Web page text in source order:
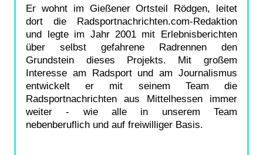
Er wohnt im Gießener Ortsteil Rödgen, leitet
dort die Radsportnachrichten.com-Redaktion
und legte im Jahr 2001 mit Erlebnisberichten
über selbst gefahrene Radrennen den
Grundstein dieses Projekts. Mit großem
Interesse am Radsport und am Journalismus
entwickelt er mit seinem Team die
Radsportnachrichten aus Mittelhessen immer
weiter - wie alle in unserem Team
nebenberuflich und auf freiwilliger Basis.